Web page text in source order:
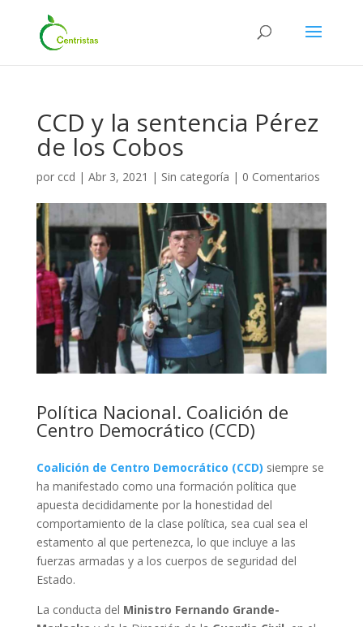
CCD y la sentencia Pérez
de los Cobos
por ccd | Abr 3, 2021 | Sin categoría | 0 Comentarios
Política Nacional. Coalición de
Centro Democrático (CCD)
Coalición de Centro Democrático (CCD) siempre se
ha manifestado como una formación política que
apuesta decididamente por la honestidad del
comportamiento de la clase política, sea cual sea el
estamento al que pertenezca, lo que incluye a las
fuerzas armadas y a los cuerpos de seguridad del
Estado.
La conducta del Ministro Fernando Grande-